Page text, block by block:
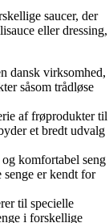
saucer, der
eller dressing,
dansk virksomhed,
såsom trådløse
af frøprodukter til
et bredt udvalg
komfortabel seng
senge er kendt for
til specielle
i forskellige